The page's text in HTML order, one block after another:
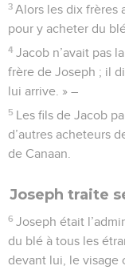
3 Alors les dix frères
pour y acheter du
4 Jacob n’avait pas
frère de Joseph ; il
lui arrive. » –
5 Les fils de Jacob
d’autres acheteurs
de Canaan.
Joseph traite
6 Joseph était
du blé à tous les
devant lui, le visage